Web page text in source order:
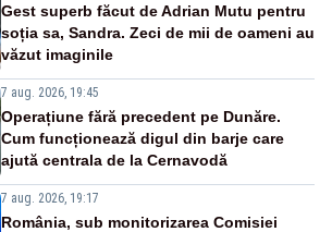
Gest superb făcut de Adrian Mutu pentru
soția sa, Sandra. Zeci de mii de oameni au
văzut imaginile
7 aug. 2026, 19:45
Operațiune fără precedent pe Dunăre.
Cum funcționează digul din barje care
ajută centrala de la Cernavodă
7 aug. 2026, 19:17
România, sub monitorizarea Comisiei